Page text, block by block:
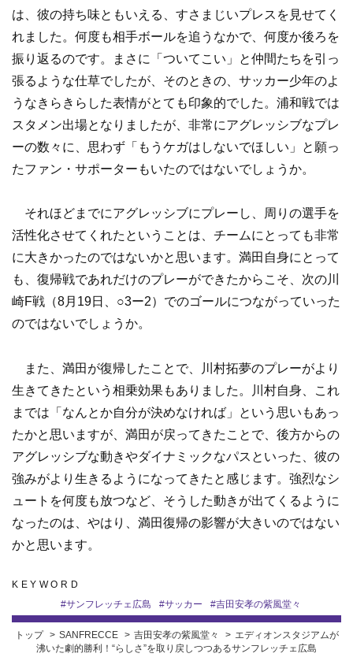
は、彼の持ち味ともいえる、すさまじいプレスを見せてく
れました。何度も相手ボールを追うなかで、何度か後ろを
振り返るのです。まさに「ついてこい」と仲間たちを引っ
張るような仕草でしたが、そのときの、サッカー少年のよ
うなきらきらした表情がとても印象的でした。浦和戦では
スタメン出場となりましたが、非常にアグレッシブなプレ
ーの数々に、思わず「もうケガはしないでほしい」と願っ
たファン・サポーターもいたのではないでしょうか。
それほどまでにアグレッシブにプレーし、周りの選手を
活性化させてくれたということは、チームにとっても非常
に大きかったのではないかと思います。満田自身にとって
も、復帰戦であれだけのプレーができたからこそ、次の川
崎F戦（8月19日、○3ー2）でのゴールにつながっていった
のではないでしょうか。
また、満田が復帰したことで、川村拓夢のプレーがより
生きてきたという相乗効果もありました。川村自身、これ
までは「なんとか自分が決めなければ」という思いもあっ
たかと思いますが、満田が戻ってきたことで、後方からの
アグレッシブな動きやダイナミックなパスといった、彼の
強みがより生きるようになってきたと感じます。強烈なシ
ュートを何度も放つなど、そうした動きが出てくるように
なったのは、やはり、満田復帰の影響が大きいのではない
かと思います。
KEYWORD
#サンフレッチェ広島 #サッカー #吉田安孝の紫風堂々
トップ SANFRECCE 吉田安孝の紫風堂々
エディオンスタジアムが
沸いた劇的勝利！“らしさ”を取り戻しつつあるサンフレッチェ広島